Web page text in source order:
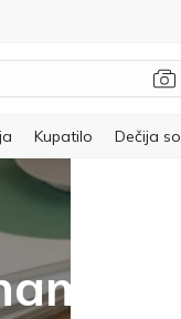
Kupatilo Dečija